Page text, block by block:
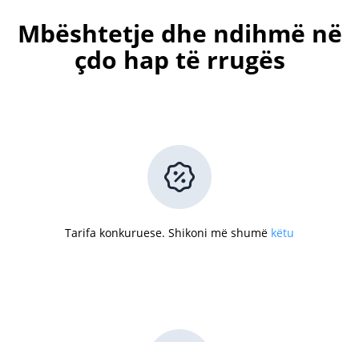
Mbështetje dhe ndihmë në
çdo hap të rrugës
Tarifa konkuruese. Shikoni më shumë këtu